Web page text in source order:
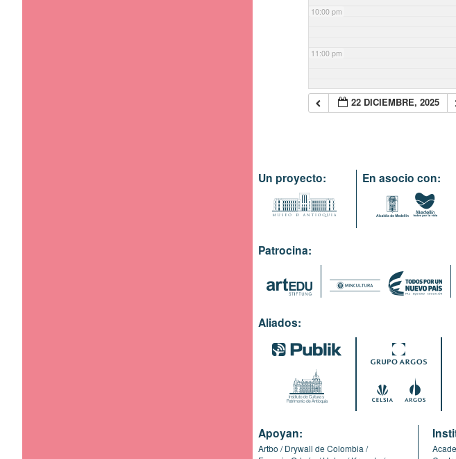
10:00 pm
11:00 pm
22 DICIEMBRE, 2025
Un proyecto: En asocio con:
Patrocina:
Aliados:
Apoyan:
Artbo
Drywall de Colombia